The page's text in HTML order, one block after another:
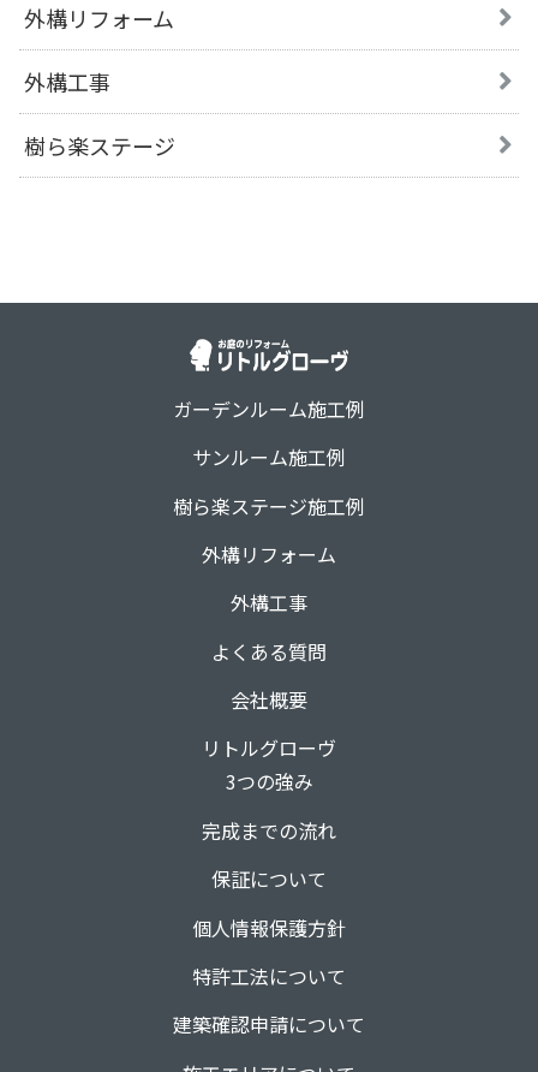
外構リフォーム
外構工事
樹ら楽ステージ
ガーデンルーム施工例
サンルーム施工例
樹ら楽ステージ施工例
外構リフォーム
外構工事
よくある質問
会社概要
リトルグローヴ
3つの強み
完成までの流れ
保証について
個人情報保護方針
特許工法について
建築確認申請について